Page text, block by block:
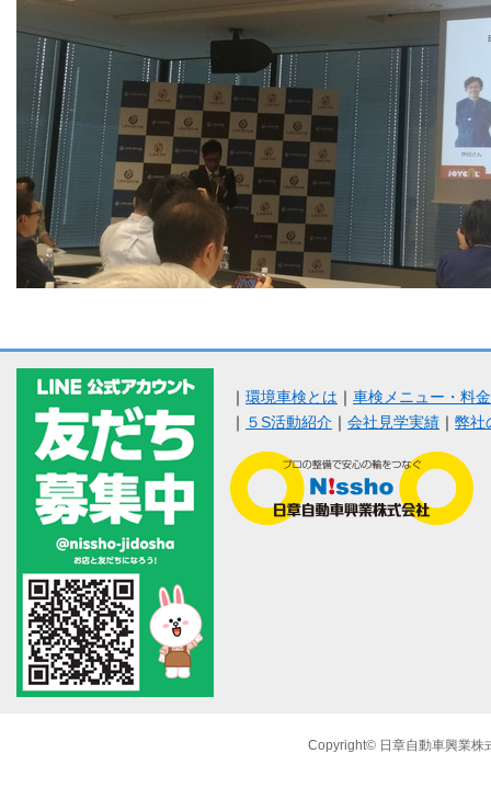
｜ 環境車検とは ｜ 車検メニュー・料
｜ ５S活動紹介 ｜ 会社見学実績 ｜ 弊社
Copyright© 日章自動車興業株